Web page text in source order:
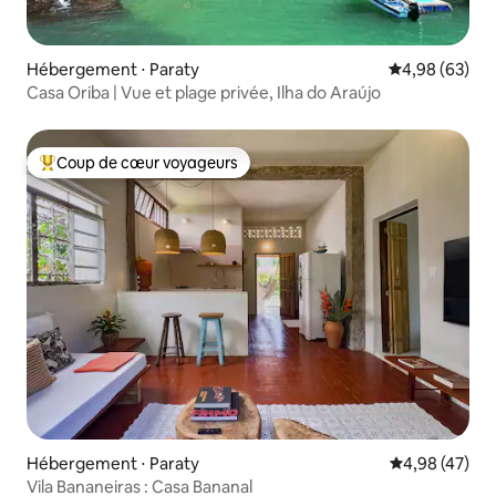
Hébergement ⋅ Paraty Évaluation
4,98 (63)
Casa Oriba | Vue et plage privée, Ilha do Araújo
Coups de cœur voyageurs les plus appréciés
Coup de cœur voyageurs
Hébergement ⋅ Paraty Évaluation
4,98 (47)
Vila Bananeiras : Casa Bananal